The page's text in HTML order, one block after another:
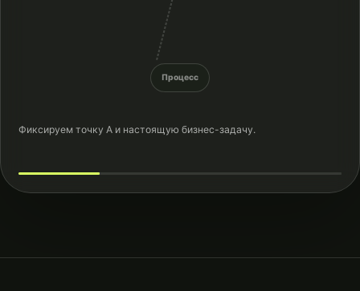
Процесс
Фиксируем точку А и настоящую бизнес-задачу.